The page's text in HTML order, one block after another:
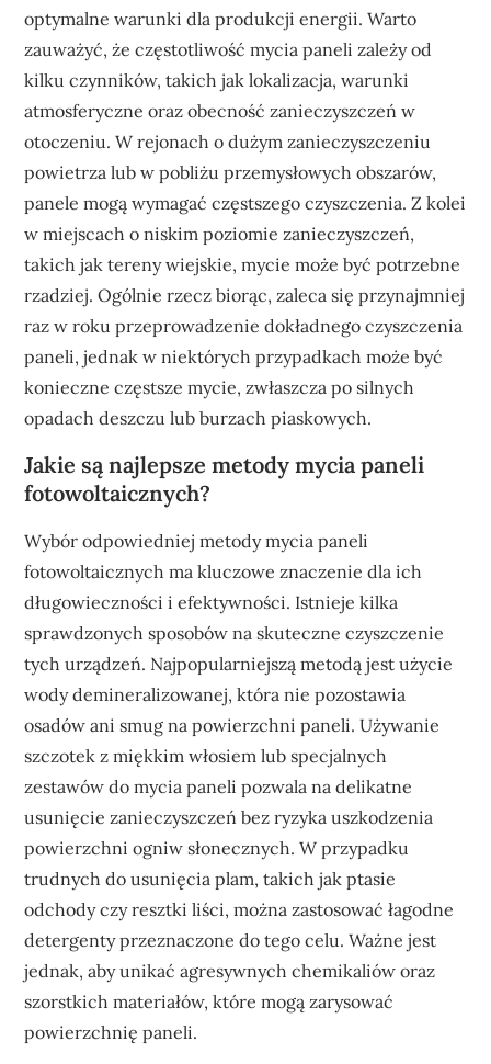
optymalne warunki dla produkcji energii. Warto
zauważyć, że częstotliwość mycia paneli zależy od
kilku czynników, takich jak lokalizacja, warunki
atmosferyczne oraz obecność zanieczyszczeń w
otoczeniu. W rejonach o dużym zanieczyszczeniu
powietrza lub w pobliżu przemysłowych obszarów,
panele mogą wymagać częstszego czyszczenia. Z kolei
w miejscach o niskim poziomie zanieczyszczeń,
takich jak tereny wiejskie, mycie może być potrzebne
rzadziej. Ogólnie rzecz biorąc, zaleca się przynajmniej
raz w roku przeprowadzenie dokładnego czyszczenia
paneli, jednak w niektórych przypadkach może być
konieczne częstsze mycie, zwłaszcza po silnych
opadach deszczu lub burzach piaskowych.
Jakie są najlepsze metody mycia paneli
fotowoltaicznych?
Wybór odpowiedniej metody mycia paneli
fotowoltaicznych ma kluczowe znaczenie dla ich
długowieczności i efektywności. Istnieje kilka
sprawdzonych sposobów na skuteczne czyszczenie
tych urządzeń. Najpopularniejszą metodą jest użycie
wody demineralizowanej, która nie pozostawia
osadów ani smug na powierzchni paneli. Używanie
szczotek z miękkim włosiem lub specjalnych
zestawów do mycia paneli pozwala na delikatne
usunięcie zanieczyszczeń bez ryzyka uszkodzenia
powierzchni ogniw słonecznych. W przypadku
trudnych do usunięcia plam, takich jak ptasie
odchody czy resztki liści, można zastosować łagodne
detergenty przeznaczone do tego celu. Ważne jest
jednak, aby unikać agresywnych chemikaliów oraz
szorstkich materiałów, które mogą zarysować
powierzchnię paneli.